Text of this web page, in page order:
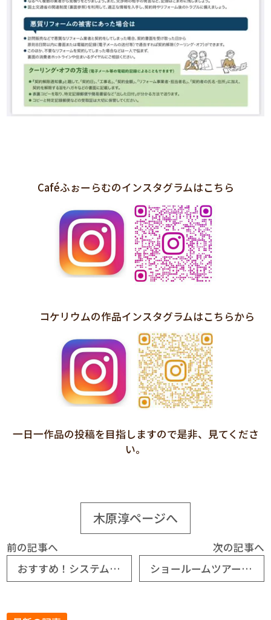
Caféふぉーらむのインスタグラムはこちら
コケリウムの作品インスタグラムはこちらから
一日一作品の投稿を目指しますので是非、見てくださ
い。
木原淳ページへ
前の記事へ
おすすめ！システムバス新商品ご紹介！ⅴoｌ.2
次の記事へ
ショールームツアーを開催しました！